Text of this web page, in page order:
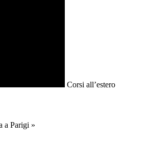
Corsi all’estero
a Parigi »